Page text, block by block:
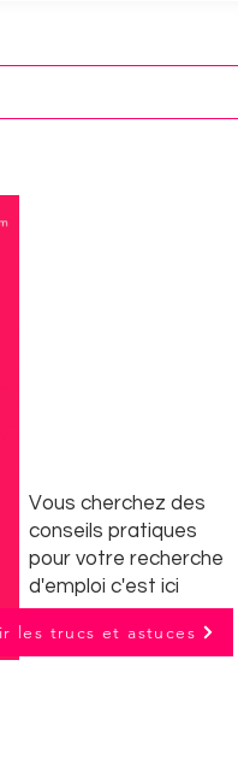
Vous cherchez des
conseils pratiques
pour votre recherche
d'emploi c'est ici
les trucs et astuces